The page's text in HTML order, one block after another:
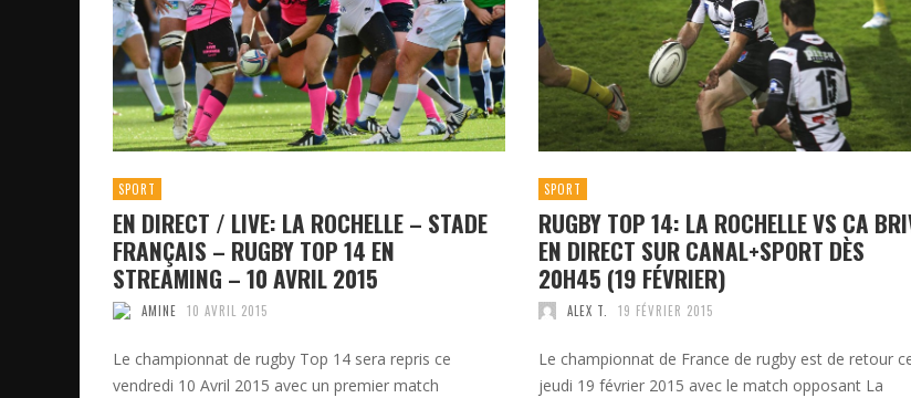
SPORT
EN DIRECT / LIVE: LA ROCHELLE – STADE
FRANÇAIS – RUGBY TOP 14 EN
STREAMING – 10 AVRIL 2015
AMINE 10 AVRIL 2015
Le championnat de rugby Top 14 sera repris ce
vendredi 10 Avril 2015 avec un premier match
SPORT
RUGBY TOP 14: LA ROCHELLE VS CA
EN DIRECT SUR CANAL+SPORT DÈS
20H45 (19 FÉVRIER)
ALEX T. 19 FÉVRIER 2015
Le championnat de France de rugby est de retour
jeudi 19 février 2015 avec le match opposant La